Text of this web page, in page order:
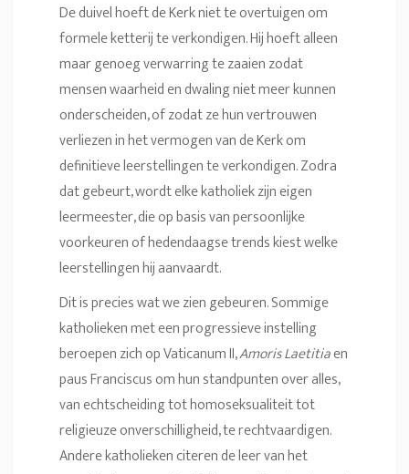
De duivel hoeft de Kerk niet te overtuigen om
formele ketterij te verkondigen. Hij hoeft alleen
maar genoeg verwarring te zaaien zodat
mensen waarheid en dwaling niet meer kunnen
onderscheiden, of zodat ze hun vertrouwen
verliezen in het vermogen van de Kerk om
definitieve leerstellingen te verkondigen. Zodra
dat gebeurt, wordt elke katholiek zijn eigen
leermeester, die op basis van persoonlijke
voorkeuren of hedendaagse trends kiest welke
leerstellingen hij aanvaardt.
Dit is precies wat we zien gebeuren. Sommige
katholieken met een progressieve instelling
beroepen zich op Vaticanum II,Amoris Laetitiaen
paus Franciscus om hun standpunten over alles,
van echtscheiding tot homoseksualiteit tot
religieuze onverschilligheid, te rechtvaardigen.
Andere katholieken citeren de leer van het